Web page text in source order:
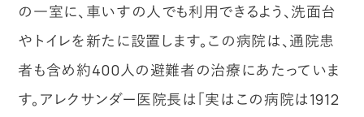
の一室に、車いすの人でも利用できるよう、洗面台
やトイレを新たに設置します。この病院は、通院患
者も含め約400人の避難者の治療にあたっていま
す。アレクサンダー医院長は「実はこの病院は1912